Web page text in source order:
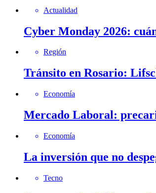
Actualidad
Cyber Monday 2026:
Región
Tránsito en Rosario:
Economía
Mercado Laboral:
Economía
La inversión que no
Tecno